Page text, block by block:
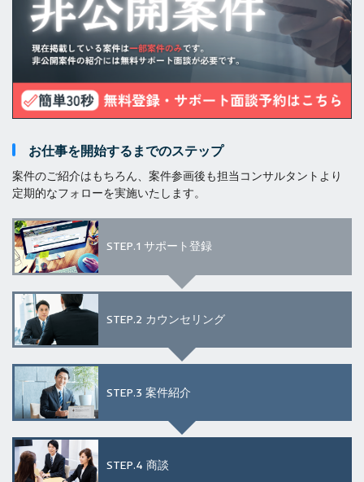
お仕事を開始するまでのステップ
案件のご紹介はもちろん、案件参画後も担当コンサルタントより
定期的なフォローを実施いたします。
STEP.1 サポート登録
STEP.2 カウンセリング
STEP.3 案件紹介
STEP.4 商談